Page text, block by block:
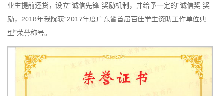
业生提前还贷，设立“诚信先锋”奖励机制，并给予一定的“诚信奖”奖
励，2018年我院获“2017年度广东省首届百佳学生资助工作单位典
型”荣誉称号。